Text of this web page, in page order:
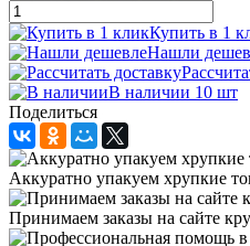
Купить в 1
Нашли
В наличии 10 шт
Поделиться
Аккуратно упакуем хрупкие
Принимаем заказы на сайте